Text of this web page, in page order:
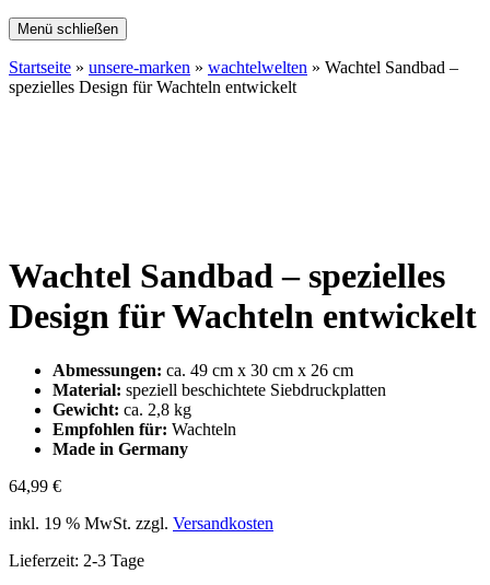
Menü schließen
Startseite » unsere-marken » wachtelwelten » Wachtel Sandbad –
spezielles Design für Wachteln entwickelt
Wachtel Sandbad – spezielles
Design für Wachteln entwickelt
Abmessungen: ca. 49 cm x 30 cm x 26 cm
Material: speziell beschichtete Siebdruckplatten
Gewicht: ca. 2,8 kg
Empfohlen für: Wachteln
Made in Germany
64,99 €
inkl. 19 % MwSt. zzgl. Versandkosten
Lieferzeit: 2-3 Tage